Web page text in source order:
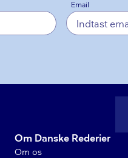
Email
Om Danske Rederier
Om os